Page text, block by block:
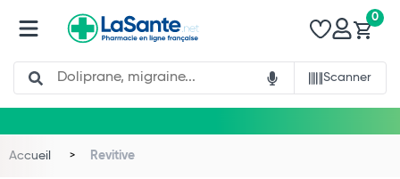
Search
Scanner
0
Accueil Revitive